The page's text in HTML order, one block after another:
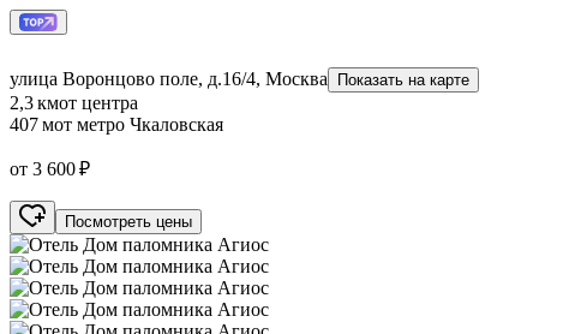
улица Воронцово поле, д.16/4, Москва Показать на карте
2,3 кмот центра
407 мот метро Чкаловская
от 3 600 ₽
Посмотреть цены